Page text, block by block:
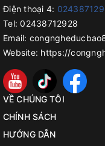
Điện thoại 4:
Tel: 02438712928
Email:
Website: https://
VỀ CHÚNG TÔI
CHÍNH SÁCH
HƯỚNG DẪN